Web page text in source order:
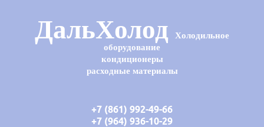
ДальХолод
Холодильное
оборудование
кондиционеры
расходные материалы
+7 (861) 992-49-66
+7 (964) 936-10-29